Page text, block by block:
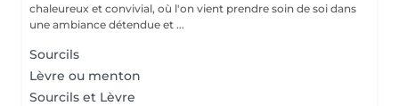
chaleureux et convivial, où l'on vient prendre soin de soi dans
une ambiance détendue et ...
Sourcils
Lèvre ou menton
Sourcils et Lèvre